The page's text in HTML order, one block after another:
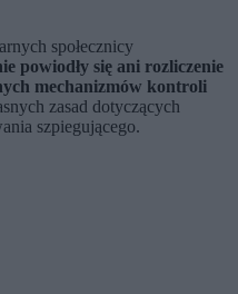
społecznicy
powiodły się ani rozliczenie
mechanizmów kontroli
zasad dotyczących
szpiegującego.